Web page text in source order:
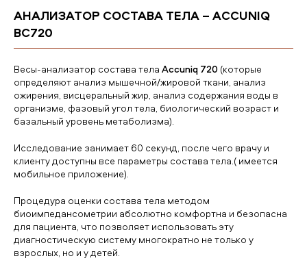
VIP Hi-Line Lipo: лицо (45 минут) 1 сеанс
VIP Hi-Line Lipo: лицо (45 минут) 3 сеанс
VIP Hi-Line Lipo: лицо (45 минут) 10 сеанс
VIP Hi-Line Lipo: часть лица/тела (30 минут) 1 сеанс
VIP Hi-Line Lipo: часть лица/тела (30 минут) 3 сеанс
VIP Hi-Line Lipo: часть лица/тела (30 минут) 5 сеанс
VIP Hi-Line Lipo: часть лица/тела (30 минут) 10
сеанс
АНАЛИЗАТОР СОСТАВА ТЕЛА – АCCUNIQ
BC720
Весы-анализатор состава тела Accuniq 720 (которые
определяют анализ мышечной/жировой ткани, анализ
ожирения, висцеральный жир, анализ содержания воды в
организме, фазовый угол тела, биологический возраст и
базальный уровень метаболизма).
Исследование занимает 60 секунд, после чего врачу и
клиенту доступны все параметры состава тела.( имеется
мобильное приложение).
Процедура оценки состава тела методом
биоимпедансометрии абсолютно комфортна и безопасна
для пациента, что позволяет использовать эту
диагностическую систему многократно не только у
взрослых, но и у детей.